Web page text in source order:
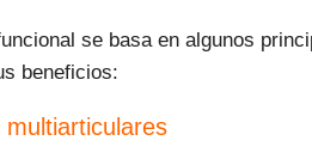
se basa en algunos
beneficios: